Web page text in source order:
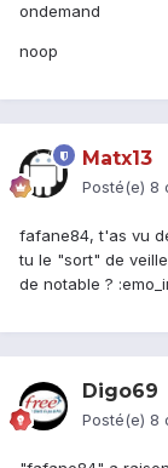
ondemand
noop
Matx13
Posté(e) 8
fafane84, t'as vu
tu le "sort" de
de notable ?
Digo69
Posté(e) 8